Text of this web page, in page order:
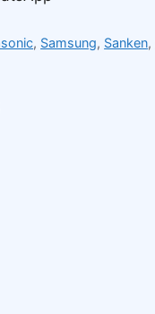
, Samsung, Sanken,